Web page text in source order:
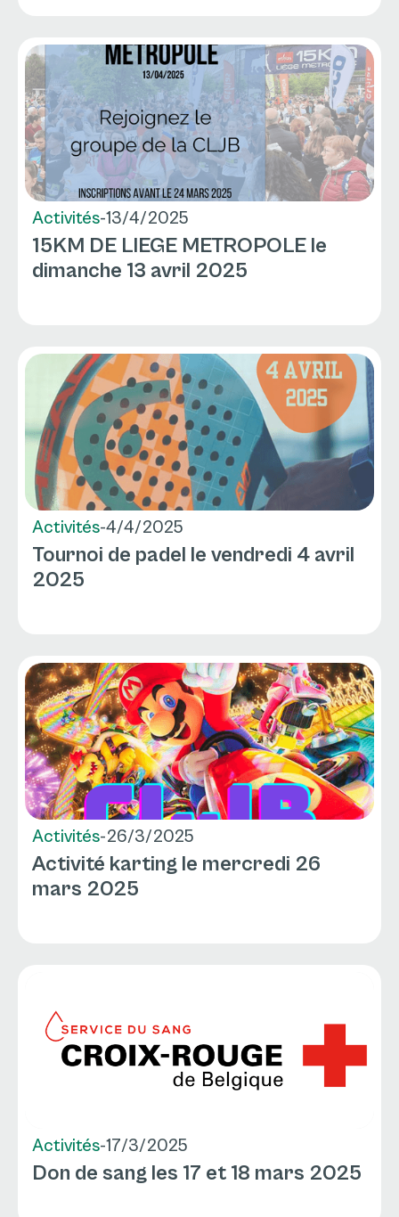
Activités-13/4/2025
15KM DE LIEGE METROPOLE le
dimanche 13 avril 2025
Activités-4/4/2025
Tournoi de padel le vendredi 4 avril
2025
Activités-26/3/2025
Activité karting le mercredi 26
mars 2025
Activités-17/3/2025
Don de sang les 17 et 18 mars 2025